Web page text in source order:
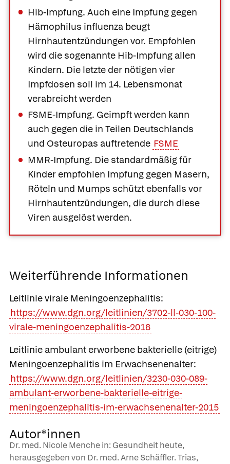
Hib-Impfung. Auch eine Impfung gegen
Hämophilus influenza beugt
Hirnhautentzündungen vor. Empfohlen
wird die sogenannte Hib-Impfung allen
Kindern. Die letzte der nötigen vier
Impfdosen soll im 14. Lebensmonat
verabreicht werden
FSME-Impfung. Geimpft werden kann
auch gegen die in Teilen Deutschlands
und Osteuropas auftretende FSME
MMR-Impfung. Die standardmäßig für
Kinder empfohlen Impfung gegen Masern,
Röteln und Mumps schützt ebenfalls vor
Hirnhautentzündungen, die durch diese
Viren ausgelöst werden.
Weiterführende Informationen
Leitlinie virale Meningoenzephalitis:
https://www.dgn.org/leitlinien/3702-ll-030-100-
virale-meningoenzephalitis-2018
Leitlinie ambulant erworbene bakterielle (eitrige)
Meningoenzephalitis im Erwachsenenalter:
https://www.dgn.org/leitlinien/3230-030-089-
ambulant-erworbene-bakterielle-eitrige-
meningoenzephalitis-im-erwachsenenalter-2015
Autor*innen
Dr. med. Nicole Menche in: Gesundheit heute,
herausgegeben von Dr. med. Arne Schäffler. Trias,